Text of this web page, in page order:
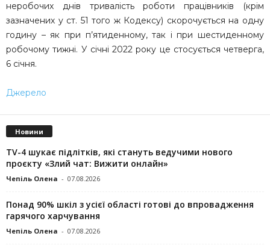
неробочих днів тривалість роботи працівників (крім
зазначених у ст. 51 того ж Кодексу) скорочується на одну
годину – як при п’ятиденному, так і при шестиденному
робочому тижні. У січні 2022 року це стосується четверга,
6 січня.
Джерело
Новини
TV-4 шукає підлітків, які стануть ведучими нового
проєкту «Злий чат: Вижити онлайн»
Чепіль Олена - 07.08.2026
Понад 90% шкіл з усієї області готові до впровадження
гарячого харчування
Чепіль Олена - 07.08.2026